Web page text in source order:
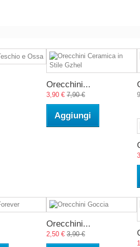
Orecchini...
3,90 € 7,90 €
Aggiungi
Orecchini...
2,50 € 3,90 €